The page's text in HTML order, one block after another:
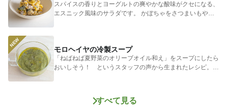
スパイスの香りとヨーグルトの爽やかな酸味がクセになる、
エスニック風味のサラダです。 かぼちゃをさつまいもやじ
モロヘイヤの冷製スープ
「ねばねば夏野菜のオリーブオイル和え」をスープにしたら
おいしそう！ というスタッフの声から生まれたレシピ。つ
すべて見る